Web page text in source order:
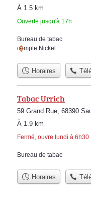
À 1.5 km
Ouverte jusqu'à 17h
Bureau de tabac
compte Nickel
Horaires
Tabac Urrich
59 Grand Rue, 68390
À 1.9 km
Fermé, ouvre lundi à 6h30
Bureau de tabac
Horaires